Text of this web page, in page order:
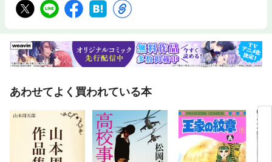
あわせてよく買われている本